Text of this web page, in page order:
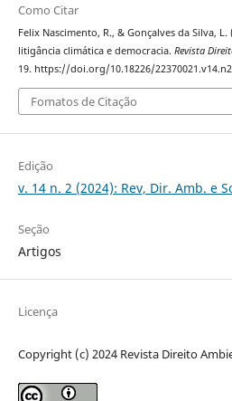
Como Citar
Felix Nascimento, R., & Gonçalves da Silva,
litigância climática e democracia. Revista
19. https://doi.org/10.18226/
Fomatos de Citação
Edição
v. 14 n. 2 (2024): Rev, Dir. Amb. e
Seção
Artigos
Licença
Copyright (c) 2024 Revista Direito